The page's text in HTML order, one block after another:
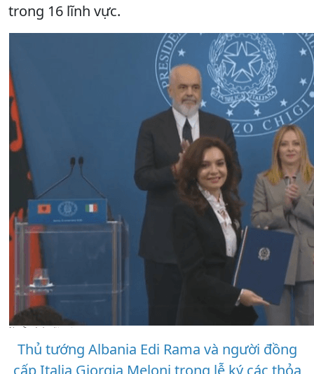
trong 16 lĩnh vực.
Thủ tướng Albania Edi Rama và người đồng
cấp Italia Giorgia Meloni trong lễ ký các thỏa